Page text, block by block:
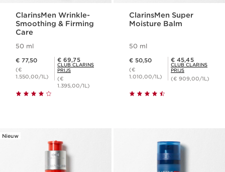
ClarinsMen Wrinkle-
Smoothing & Firming
Care
50 ml
€ 77,50
(€
1.550,00/1L)
Club Clarins Prijs € 69,75
€ 69,75
CLUB CLARINS
PRIJS
(€
1.395,00/1L)
ClarinsMen Super
Moisture Balm
50 ml
€ 50,50
(€
1.010,00/1L)
Club Clarins Prijs € 45,45
€ 45,45
CLUB CLARINS
PRIJS
(€ 909,00/1L)
Nieuw